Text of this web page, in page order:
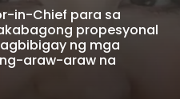
in-Chief para sa
propesyonal
ng mga
araw-araw na